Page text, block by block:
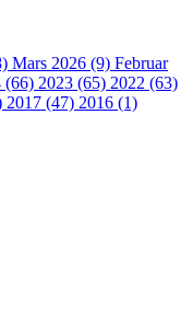
Mars 2026 (9) Februar
(66) 2023 (65) 2022 (63)
2017 (47) 2016 (1)